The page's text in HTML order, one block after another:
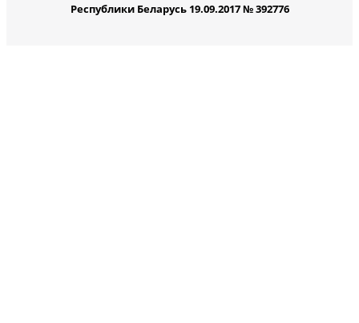
Республики Беларусь 19.09.2017 № 392776